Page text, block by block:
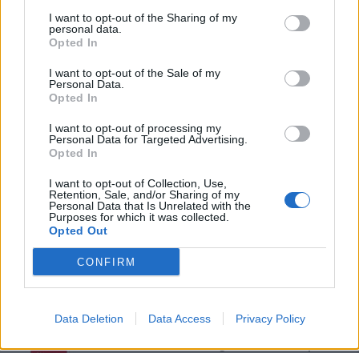
I want to opt-out of the Sharing of my
personal data.
Opted In
I want to opt-out of the Sale of my
Personal Data.
Opted In
I want to opt-out of processing my
Personal Data for Targeted Advertising.
Opted In
I want to opt-out of Collection, Use,
Retention, Sale, and/or Sharing of my
Personal Data that Is Unrelated with the
Purposes for which it was collected.
Opted Out
CONFIRM
Data Deletion Data Access Privacy Policy
PIÙ LETTI OGGI
L'Ossese si prepara all'esordio in D: Forzati,
Cabrera, Tesio, Limongelli, Bolzicco e tanti
giovani tra i…
7 Ago 2026
Il Selargius rinforza il centrocampo con
Le 5 sarde ancora nel girone G con 8 squadre